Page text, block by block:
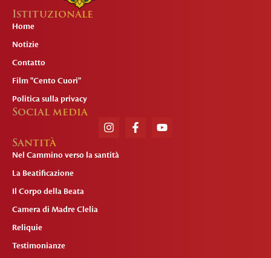
Istituzionale
Home
Notizie
Contatto
Film "Cento Cuori"
Politica sulla privacy
Social media
Santità
Nel Cammino verso la santità
La Beatificazione
Il Corpo della Beata
Camera di Madre Clelia
Reliquie
Testimonianze